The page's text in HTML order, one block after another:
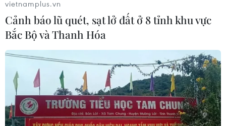
vietnamplus.vn
Cảnh báo lũ quét, sạt lở đất ở 8 tỉnh khu vực
Bắc Bộ và Thanh Hóa